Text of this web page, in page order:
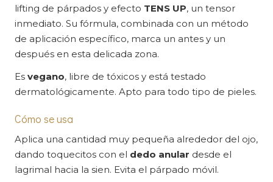
lifting de párpados y efecto TENS UP, un tensor
inmediato. Su fórmula, combinada con un método
de aplicación específico, marca un antes y un
después en esta delicada zona.
Es vegano, libre de tóxicos y está testado
dermatológicamente. Apto para todo tipo de pieles.
Cómo se usa
Aplica una cantidad muy pequeña alrededor del ojo,
dando toquecitos con el dedo anular desde el
lagrimal hacia la sien. Evita el párpado móvil.